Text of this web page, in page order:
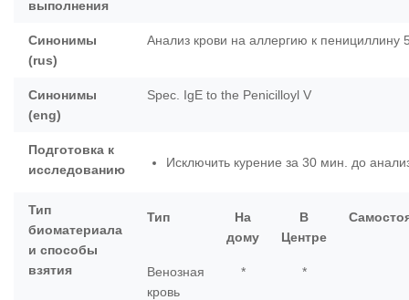
выполнения
Синонимы
(rus)
Анализ крови на аллергию к пенициллину
Синонимы
(eng)
Spec. IgE to the Penicilloyl V
Подготовка к
исследованию
Исключить курение за 30 мин. до
Тип
биоматериала
и способы
взятия
Тип
На
дому
В
Центре
Венозная
кровь
* *